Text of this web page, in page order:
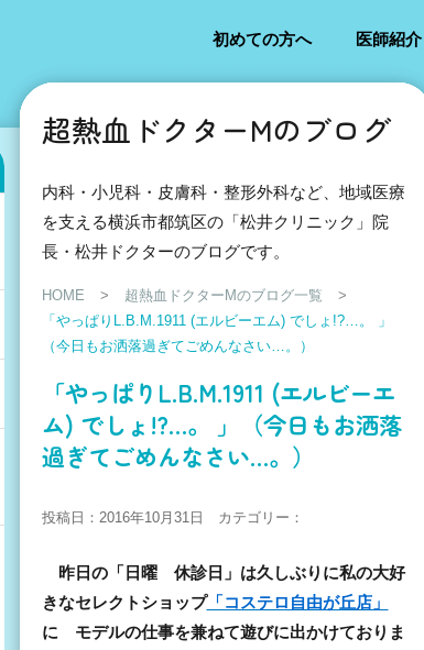
初めての方へ 医師紹介
超熱血ドクターMのブログ
内科・小児科・皮膚科・整形外科など、地域医療
を支える横浜市都筑区の「松井クリニック」院
長・松井ドクターのブログです。
HOME > 超熱血ドクターMのブログ一覧
>
「やっぱりL.B.M.1911 (エルビーエム) でしょ!?…。 」
（今日もお洒落過ぎてごめんなさい…。）
「やっぱりL.B.M.1911 (エルビーエ
ム) でしょ!?…。 」（今日もお洒落
過ぎてごめんなさい…。）
投稿日：2016年10月31日 カテゴリー：
昨日の「日曜 休診日」は久しぶりに私の大好
きなセレクトショップ「コステロ自由が丘店」
に モデルの仕事を兼ねて遊びに出かけておりま